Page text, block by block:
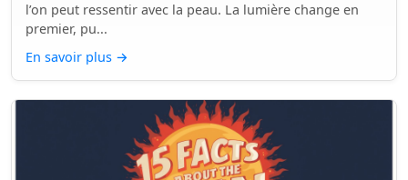
l’on peut ressentir avec la peau. La lumière change en
premier, pu...
En savoir plus →